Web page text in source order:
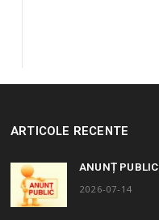
ARTICOLE RECENTE
ANUNȚ PUBLIC
2026-07-14